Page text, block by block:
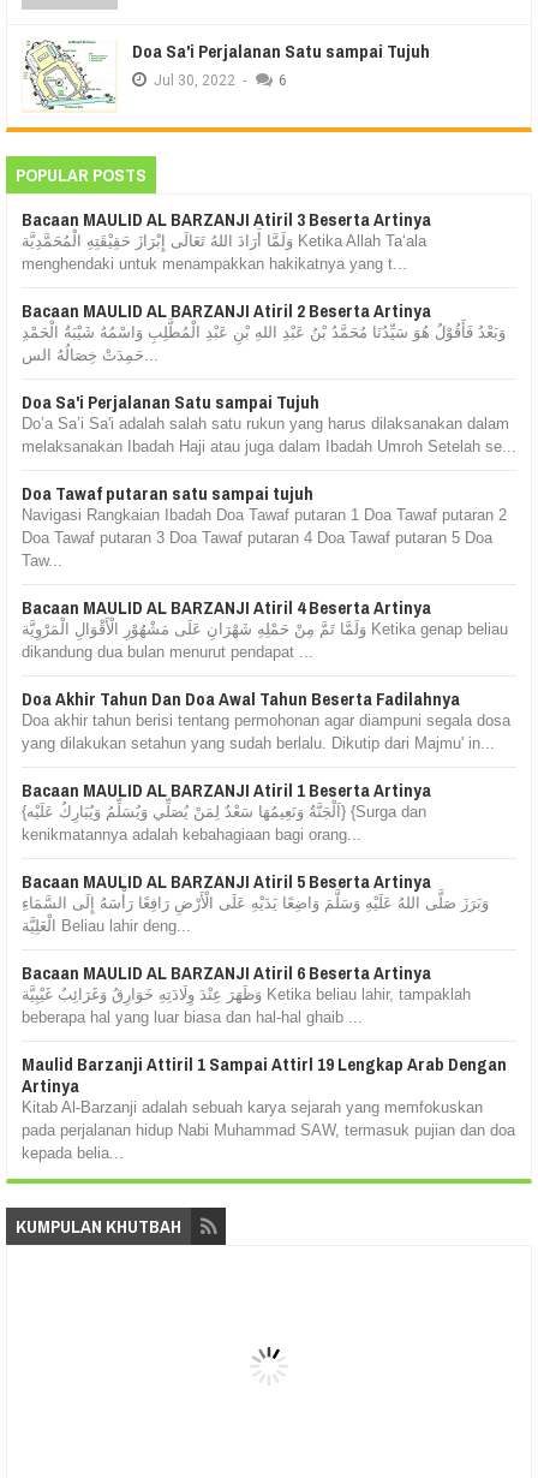
Doa Sa'i Perjalanan Satu sampai Tujuh
Jul 30, 2022 - 6
POPULAR POSTS
Bacaan MAULID AL BARZANJI Atiril 3 Beserta Artinya
وَلَمَّا أَرَادَ اللهُ تَعَالَى إِبْرَازَ حَقِيْقَتِهِ الْمُحَمَّدِيَّة Ketika Allah Ta‘ala
menghendaki untuk menampakkan hakikatnya yang t...
Bacaan MAULID AL BARZANJI Atiril 2 Beserta Artinya
وَبَعْدُ فَأَقُوْلُ هُوَ سَيِّدُنَا مُحَمَّدُ بْنُ عَبْدِ اللهِ بْنِ عَبْدِ الْمُطَّلِبِ وَاسْمُهُ شَيْبَةُ الْحَمْدِ
Doa Sa'i Perjalanan Satu sampai Tujuh
Do’a Sa’i Sa'i adalah salah satu rukun yang harus dilaksanakan dalam
melaksanakan Ibadah Haji atau juga dalam Ibadah Umroh Setelah se...
Doa Tawaf putaran satu sampai tujuh
Navigasi Rangkaian Ibadah Doa Tawaf putaran 1 Doa Tawaf putaran 2
Doa Tawaf putaran 3 Doa Tawaf putaran 4 Doa Tawaf putaran 5 Doa
Taw...
Bacaan MAULID AL BARZANJI Atiril 4 Beserta Artinya
وَلَمَّا تَمَّ مِنْ حَمْلِهِ شَهْرَانِ عَلَى مَشْهُوْرِ الْأَقْوَالِ الْمَرْوِيَّة Ketika genap beliau
dikandung dua bulan menurut pendapat ...
Doa Akhir Tahun Dan Doa Awal Tahun Beserta Fadilahnya
Doa akhir tahun berisi tentang permohonan agar diampuni segala dosa
yang dilakukan setahun yang sudah berlalu. Dikutip dari Majmu' in...
Bacaan MAULID AL BARZANJI Atiril 1 Beserta Artinya
{اَلْجَنَّةُ وَنَعِيمُهَا سَعْدٌ لِمَنْ يُصَلِّي وَيُسَلِّمُ وَيُبَارِكُ عَلَيْه} {Surga dan
kenikmatannya adalah kebahagiaan bagi orang...
Bacaan MAULID AL BARZANJI Atiril 5 Beserta Artinya
وَبَرَزَ صَلَّى اللهُ عَلَيْهِ وَسَلَّمَ وَاضِعًا يَدَيْهِ عَلَى الْأَرْضِ رَافِعًا رَأْسَهُ إِلَى السَّمَاءِ
الْعَلِيَّة Beliau lahir deng...
Bacaan MAULID AL BARZANJI Atiril 6 Beserta Artinya
وَظَهَرَ عِنْدَ وِلَادَتِهِ خَوَارِقُ وَغَرَائِبُ غَيْبِيَّة Ketika beliau lahir, tampaklah
beberapa hal yang luar biasa dan hal-hal ghaib ...
Maulid Barzanji Attiril 1 Sampai Attirl 19 Lengkap Arab Dengan
Artinya
Kitab Al-Barzanji adalah sebuah karya sejarah yang memfokuskan
pada perjalanan hidup Nabi Muhammad SAW, termasuk pujian dan doa
kepada belia...
KUMPULAN KHUTBAH